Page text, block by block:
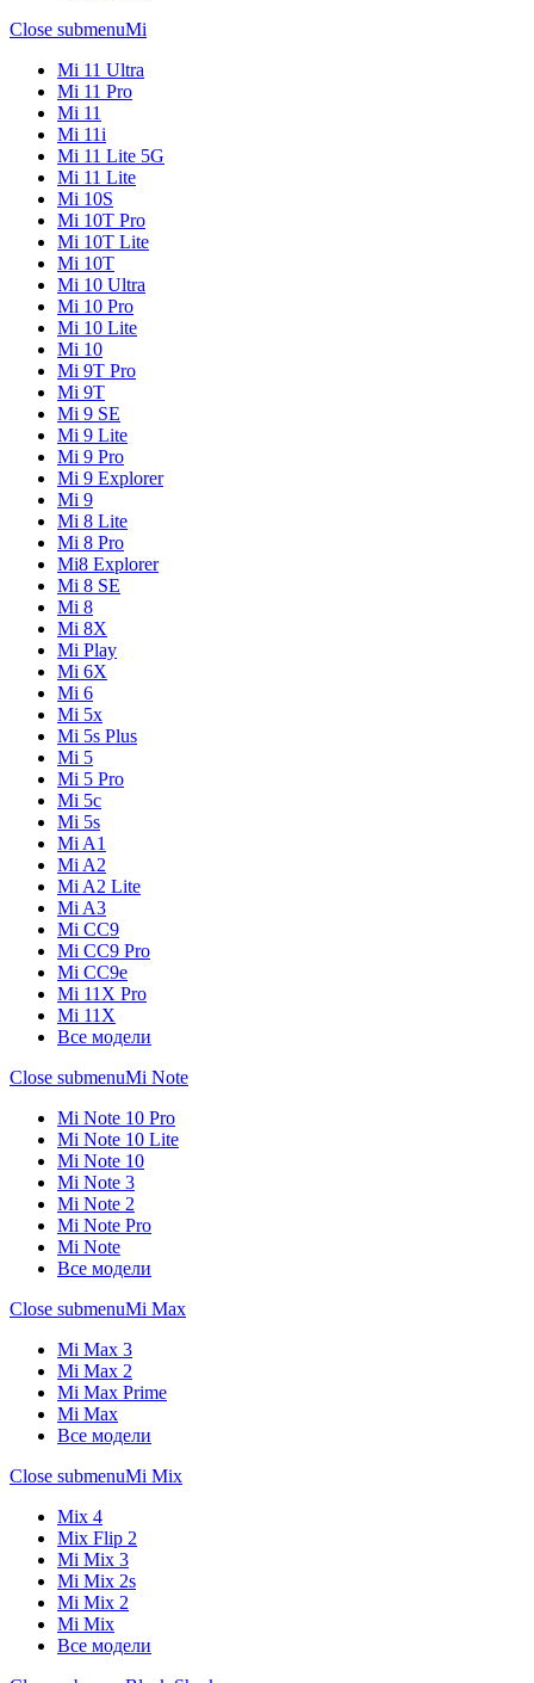
Close submenuMi
Mi 11 Ultra
Mi 11 Pro
Mi 11
Mi 11i
Mi 11 Lite 5G
Mi 11 Lite
Mi 10S
Mi 10T Pro
Mi 10T Lite
Mi 10T
Mi 10 Ultra
Mi 10 Pro
Mi 10 Lite
Mi 10
Mi 9T Pro
Mi 9T
Mi 9 SE
Mi 9 Lite
Mi 9 Pro
Mi 9 Explorer
Mi 9
Mi 8 Lite
Mi 8 Pro
Mi8 Explorer
Mi 8 SE
Mi 8
Mi 8X
Mi Play
Mi 6X
Mi 6
Mi 5x
Mi 5s Plus
Mi 5
Mi 5 Pro
Mi 5c
Mi 5s
Mi A1
Mi A2
Mi A2 Lite
Mi A3
Mi CC9
Mi CC9 Pro
Mi CC9e
Mi 11X Pro
Mi 11X
Все модели
Close submenuMi Note
Mi Note 10 Pro
Mi Note 10 Lite
Mi Note 10
Mi Note 3
Mi Note 2
Mi Note Pro
Mi Note
Все модели
Close submenuMi Max
Mi Max 3
Mi Max 2
Mi Max Prime
Mi Max
Все модели
Close submenuMi Mix
Mix 4
Mix Flip 2
Mi Mix 3
Mi Mix 2s
Mi Mix 2
Mi Mix
Все модели